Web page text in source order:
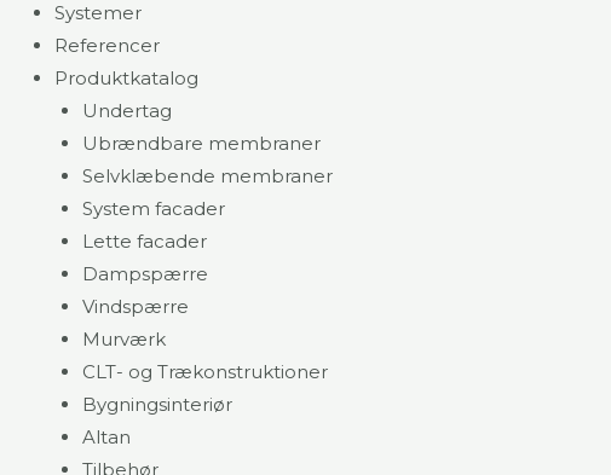
Systemer
Referencer
Produktkatalog
Undertag
Ubrændbare membraner
Selvklæbende membraner
System facader
Lette facader
Dampspærre
Vindspærre
Murværk
CLT- og Trækonstruktioner
Bygningsinteriør
Altan
Tilbehør